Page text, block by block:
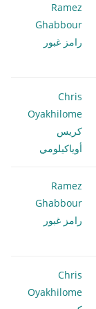
Ramez
Ghabbour
رامز غبور
Chris
Oyakhilome
كريس
أوياكيلومي
Ramez
Ghabbour
رامز غبور
Chris
Oyakhilome